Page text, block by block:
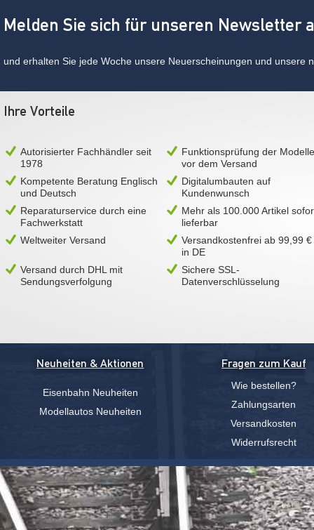
Melden Sie sich für unseren Newsletter
und erhalten Sie jede Woche unsere Neuerscheinungen und unsere
Ihre Vorteile
Autorisierter Fachhändler seit
1978
Funktionsprüfung der Modelle
vor dem Versand
Kompetente Beratung Englisch
und Deutsch
Digitalumbauten auf
Kundenwunsch
Reparaturservice durch eine
Fachwerkstatt
Mehr als 100.000 Artikel
lieferbar
Weltweiter Versand
Versandkostenfrei ab 99,99 €
in DE
Versand durch DHL mit
Sendungsverfolgung
Sichere SSL-
Datenverschlüsselung
Neuheiten & Aktionen
Eisenbahn Neuheiten
Modellautos Neuheiten
Fragen zum Kauf
Wie bestellen?
Zahlungsarten
Versandkosten
Widerrufsrecht